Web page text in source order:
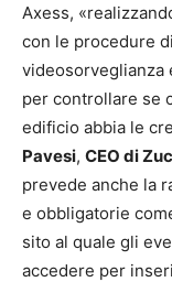
Axess,
con le procedure
videosorveglianza
per controllare se
edificio abbia le
Pavesi, CEO di
prevede anche la
e obbligatorie
sito al quale gli
accedere per